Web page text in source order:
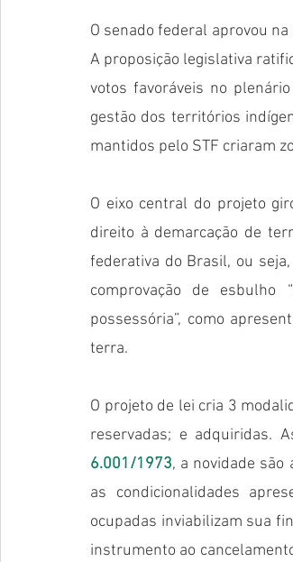
O senado federal aprovou
A proposição legislativa
votos favoráveis no
gestão dos territórios
mantidos pelo STF criaram
O eixo central do projeto
direito à demarcação de
federativa do Brasil, ou
comprovação de esbulho
possessória”, como
terra.
O projeto de lei cria 3
reservadas; e adquiridas.
6.001/1973, a novidade
as condicionalidades
ocupadas inviabilizam sua
instrumento ao